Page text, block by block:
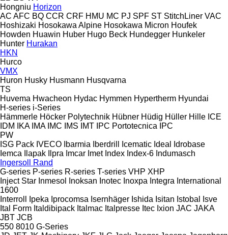
Hongniu Horizon
AC AFC BQ CCR CRF HMU MC PJ SPF ST StitchLiner VAC
Hoshizaki Hosokawa Alpine Hosokawa Micron Houfek
Howden Huawin Huber Hugo Beck Hundegger Hunkeler
Hunter Hurakan
HKN
Hurco
VMX
Huron Husky Husmann Husqvarna
TS
Huvema Hwacheon Hydac Hymmen Hypertherm Hyundai
H-series i-Series
Hämmerle Höcker Polytechnik Hübner Hüdig Hüller Hille ICE
IDM
IKA IMA IMC IMS IMT IPC Portotecnica
IPC
PW
ISG Pack IVECO Ibarmia Iberdrill Icematic Ideal
Idrobase
Iemca
Ilapak Ilpra Imcar Imet Index Index-6 Indumasch
Ingersoll Rand
G-series P-series R-series T-series VHP XHP
Inject Star Inmesol Inoksan Inotec Inoxpa Integra International
1600
Interroll
Ipeka Iprocomsa Isernhäger Ishida Isitan Istobal
Isve
Ital Form Italdibipack Italmac Italpresse Itec Ixion JAC JAKA
JBT JCB
550 8010 G-Series